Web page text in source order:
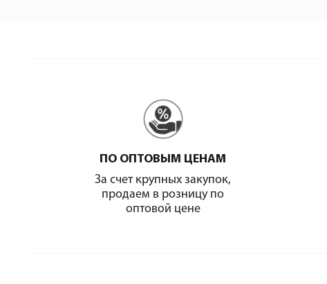
ПО ОПТОВЫМ ЦЕНАМ
За счет крупных закупок,
продаем в розницу по
оптовой цене